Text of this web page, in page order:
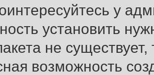
у
установить
не
возможность